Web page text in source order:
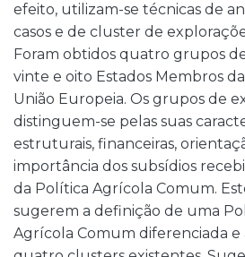
efeito, utilizam-se técnicas de
casos e de cluster de
Foram obtidos quatro grupos
vinte e oito Estados Membros da
União Europeia. Os grupos de
distinguem-se pelas suas
estruturais, financeiras,
importância dos subsídios
da Política Agrícola Comum.
sugerem a definição de uma
Agrícola Comum diferenciada e